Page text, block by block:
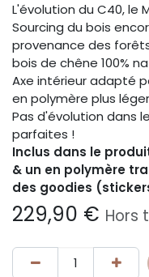
L'évolution du C40, le
Sourcing du bois
provenance des
bois de chêne 100%
Axe intérieur adapté
en polymère plus
Pas d'évolution dans
parfaites !
Inclus dans le
& un en polymère
des goodies
229,90 € Hors